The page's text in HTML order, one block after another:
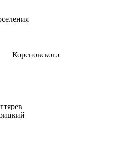
поселения
края
Дегтярев